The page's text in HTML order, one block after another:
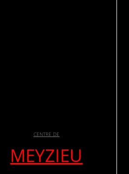
CENTRE DE
MEYZIEU